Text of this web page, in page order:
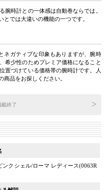
腕時計との一体感は自動巻ならでは。
では大違いの機能の一つです。
ネガティブな印象もありますが、腕時
希少性のためプレミア価格になること
置づけている価格帯の腕時計です。人
商品をお探しください。
終了
ンクシェル/ローマ レディース(0063R